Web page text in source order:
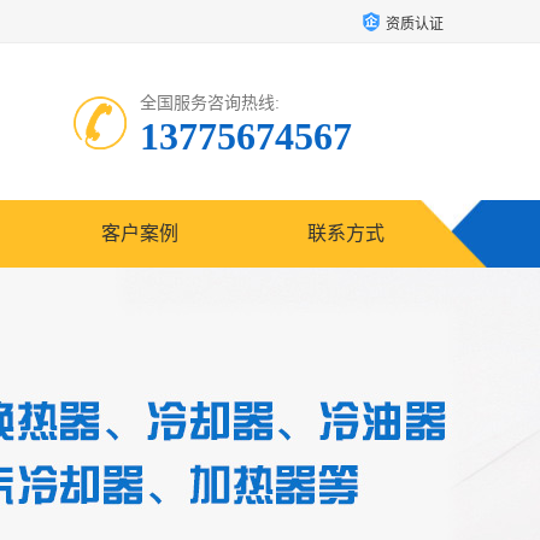
资质认证
全国服务咨询热线:
13775674567
客户案例 联系方式